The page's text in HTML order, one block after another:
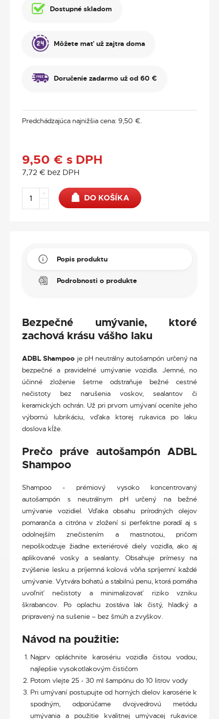
Dostupné skladom
Môžete mať už zajtra doma
Doručenie zadarmo už od 60 €
Predchádzajúca najnižšia cena: 9,50 €.
9,50 € s DPH
7,72 € bez DPH
+
-
DO KOŠÍKA
Popis produktu
Podrobnosti o produkte
Bezpečné umývanie, ktoré
zachová krásu vášho laku
ADBL Shampoo je pH neutrálny autošampón určený na
bezpečné a pravidelné umývanie vozidla. Jemné, no
účinné zloženie šetrne odstraňuje bežné cestné
nečistoty bez narušenia voskov, sealantov či
keramických ochrán. Už pri prvom umývaní oceníte jeho
výbornú lubrikáciu, vďaka ktorej rukavica po laku
doslova kĺže.
Prečo práve autošampón ADBL
Shampoo
Shampoo - prémiový vysoko koncentrovaný
autošampón s neutrálnym pH určený na bežné
umývanie vozidiel. Vďaka obsahu prírodných olejov
pomaranča a citróna v zložení si perfektne poradí aj s
odolnejším znečistením a mastnotou, pričom
nepoškodzuje žiadne exteriérové diely vozidla, ako aj
aplikované vosky a sealanty. Obsahuje prímesy na
zvýšenie lesku a príjemná kolová vôňa spríjemní každé
umývanie. Vytvára bohatú a stabilnú penu, ktorá pomáha
uvoľniť nečistoty a minimalizovať riziko vzniku
škrabancov. Po oplachu zostáva lak čistý, hladký a
pripravený na sušenie – bez šmúh a zvyškov.
Návod na použitie:
Najprv opláchnite karosériu vozidla čistou vodou,
najlepšie vysokotlakovým čističom
Potom vlejte 25 - 30 ml šampónu do 10 litrov vody
Pri umývaní postupujte od horných dielov karosérie k
spodným, odporúčame dvojvedrovú metódu
umývania a použitie kvalitnej umývacej rukavice